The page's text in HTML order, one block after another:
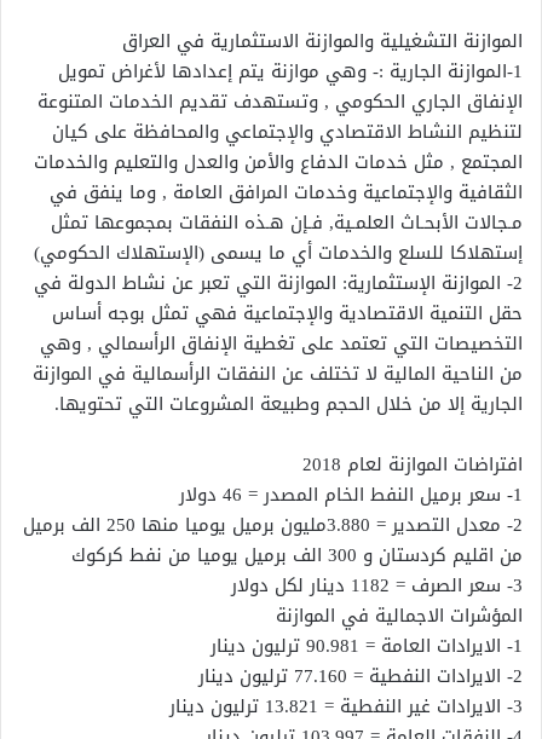
الموازنة التشغيلية والموازنة الاستثمارية في العراق
1-الموازنة الجارية :- وهي موازنة يتم إعدادها لأغراض تمويل
الإنفاق الجاري الحكومي , وتستهدف تقديم الخدمات المتنوعة
لتنظيم النشاط الاقتصادي والإجتماعي والمحافظة على كيان
المجتمع , مثل خدمات الدفاع والأمن والعدل والتعليم والخدمات
الثقافية والإجتماعية وخدمات المرافق العامة , وما ينفق في
مـجالات الأبحـاث العلمـية, فـإن هـذه النفقات بمجموعها تمثل
إستهلاكا للسلع والخدمات أي ما يسمى (الإستهلاك الحكومي)
2- الموازنة الإستثمارية: الموازنة التي تعبر عن نشاط الدولة في
حقل التنمية الاقتصادية والإجتماعية فهي تمثل بوجه أساس
التخصيصات التي تعتمد على تغطية الإنفاق الرأسمالي , وهي
من الناحية المالية لا تختلف عن النفقات الرأسمالية في الموازنة
الجارية إلا من خلال الحجم وطبيعة المشروعات التي تحتويها.
افتراضات الموازنة لعام 2018
1- سعر برميل النفط الخام المصدر = 46 دولار
2- معدل التصدير = 3.880مليون برميل يوميا منها 250 الف برميل
من اقليم كردستان و 300 الف برميل يوميا من نفط كركوك
3- سعر الصرف = 1182 دينار لكل دولار
المؤشرات الاجمالية في الموازنة
1- الايرادات العامة = 90.981 ترليون دينار
2- الايرادات النفطية = 77.160 ترليون دينار
3- الايرادات غير النفطية = 13.821 ترليون دينار